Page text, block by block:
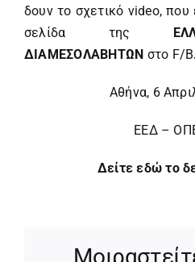
δουν το σχετικό video, που
σελίδα της
ΔΙΑΜΕΣΟΛΑΒΗΤΩΝ στο F/B
Αθήνα, 6
ΕΕΔ –
Δείτε εδώ το